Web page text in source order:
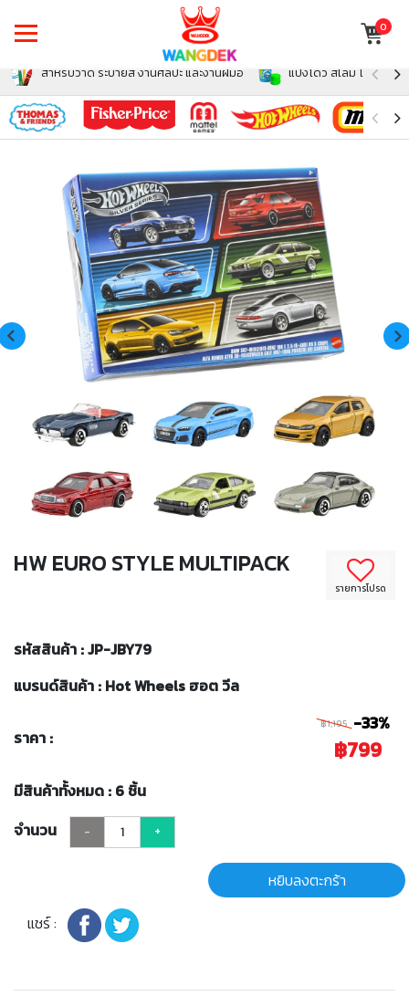
0
สำหรับวาด ระบายสี งานศิลปะ และงานฝีมือ แป้งโดว์ สไลม์ โฟม สำห
รายการโปรด
HW EURO STYLE MULTIPACK
รหัสสินค้า : JP-JBY79
แบรนด์สินค้า : Hot Wheels ฮอต วีล
ราคา :
฿1,195 -33%
฿799
มีสินค้าทั้งหมด : 6 ชิ้น
จำนวน
- +
หยิบลงตะกร้า
แชร์ :